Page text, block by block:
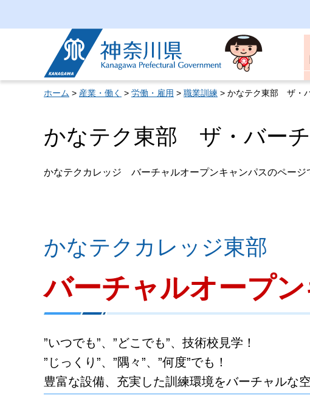
神奈川県
ホーム > 産業・働く > 労働・雇用 > 職業訓練 > かなテク東部 ザ・
かなテク東部 ザ・バー
かなテクカレッジ バーチャルオープンキャンパスのページ
かなテクカレッジ東部
バーチャルオープ
”いつでも”、”どこでも”、技術校見学！
”じっくり”、”隅々”、”何度”でも！
豊富な設備、充実した訓練環境をバーチャルな